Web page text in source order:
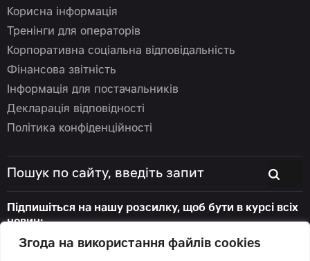
Згода на використання файлів cookies
Корисна інформація
Тренінги для операторів
Корпоративна соціальна відповідальність
Фінансова звітність
Інформація для постачальників
Декларація відповідності
Політика конфіденційності
Підпишіться на нашу розсилку, щоб бути в курсі всіх
новин: